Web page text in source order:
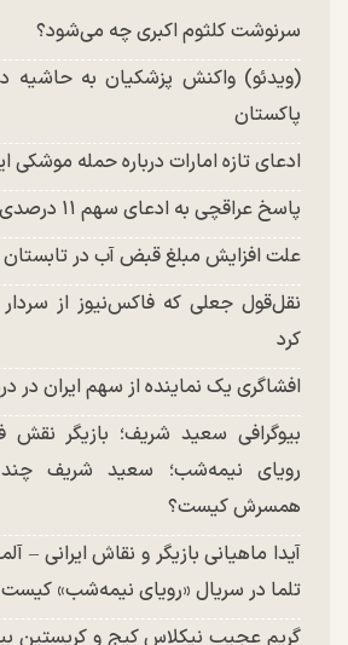
شد
سرنوشت کلثوم اکبری چه می‌شود؟
(ویدئو) واکنش پزشکیان به حاشیه
پاکستان
ادعای تازه امارات درباره حمله موشکی
پاسخ عراقچی به ادعای سهم ۱۱ درصدی ایران از خزر
علت افزایش مبلغ قبض آب در تابستان
نقل‌قول جعلی که فاکس‌نیوز از
کرد
افشاگری یک نماینده از سهم ایران در
بیوگرافی سعید شریف؛ بازیگر نقش
رویای نیمه‌شب؛ سعید شریف
همسرش کیست؟
آیدا ماهیانی بازیگر و نقاش ایرانی –
تلما در سریال «رویای نیمه‌شب»
گریم عجیب نیکلاس کیج و کریستین